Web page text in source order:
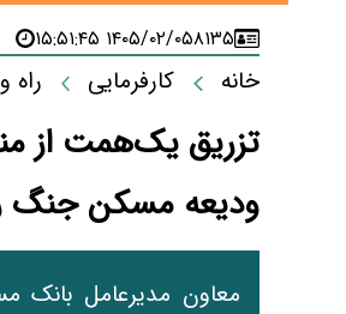
تأمین سرمایه در گردش
معمای تأمین ۸۰ همت معوقات بازنشستگان؛ بانک رفاه وارد میدان شد
۸۱۳۵۱۴۰۵/۰۲/۰۵ ۱۵:۵۱:۴۵
خانه کارفرمایی
تزریق یک‌همت از
ودیعه مسکن جنگ